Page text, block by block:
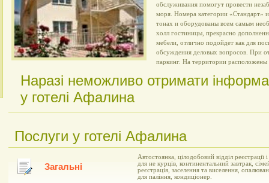
обслуживания помогут провести
моря. Номера категории «Стандарт»
тонах и оборудованы всем самым
холл гостиницы, прекрасно
мебели, отлично подойдет как для
обсуждения деловых вопросов. При
паркинг. На территории
Наразі неможливо отримати
у готелі Афалина
Послуги у готелі Афалина
Загальні
Автостоянка, цілодобовий відділ
для не курців, континентальний завтрак,
реєстрація, заселення та виселення,
для паління, кондиціонер.